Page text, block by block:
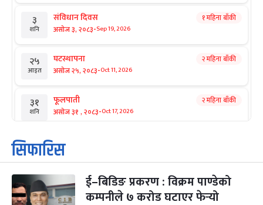
३
शनि
संविधान दिवस
असोज ३, २०८३-Sep 19, 2026
१ महिना बाँकी
२५
आइत
घटस्थापना
असोज २५, २०८३-Oct 11, 2026
२ महिना बाँकी
३१
शनि
फूलपाती
असोज ३१ , २०८३-Oct 17, 2026
२ महिना बाँकी
१
आइत
कार्तिक सङ्क्रान्ति
कार्तिक १, २०८३
३
मंगल
महानवमी
कार्तिक ३, २०८३-Oct 20, 2026
२ महिना बाँकी
सिफारिस
ई–बिडिङ प्रकरण : विक्रम पाण्डेको
कम्पनीले ७ करोड घटाएर फेर्‍यो